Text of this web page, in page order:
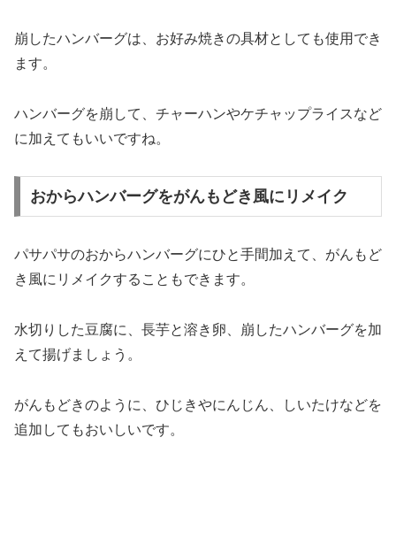
崩したハンバーグは、お好み焼きの具材としても使用でき
ます。
ハンバーグを崩して、チャーハンやケチャップライスなど
に加えてもいいですね。
おからハンバーグをがんもどき風にリメイク
パサパサのおからハンバーグにひと手間加えて、がんもど
き風にリメイクすることもできます。
水切りした豆腐に、長芋と溶き卵、崩したハンバーグを加
えて揚げましょう。
がんもどきのように、ひじきやにんじん、しいたけなどを
追加してもおいしいです。